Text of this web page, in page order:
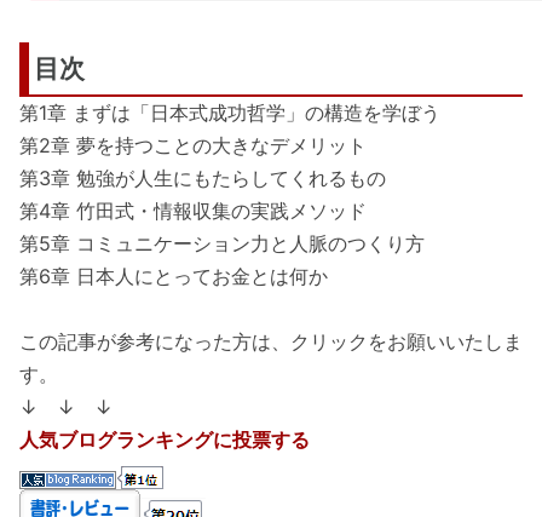
目次
第1章 まずは「日本式成功哲学」の構造を学ぼう
第2章 夢を持つことの大きなデメリット
第3章 勉強が人生にもたらしてくれるもの
第4章 竹田式・情報収集の実践メソッド
第5章 コミュニケーション力と人脈のつくり方
第6章 日本人にとってお金とは何か
この記事が参考になった方は、クリックをお願いいたしま
す。
↓ ↓ ↓
人気ブログランキングに投票する